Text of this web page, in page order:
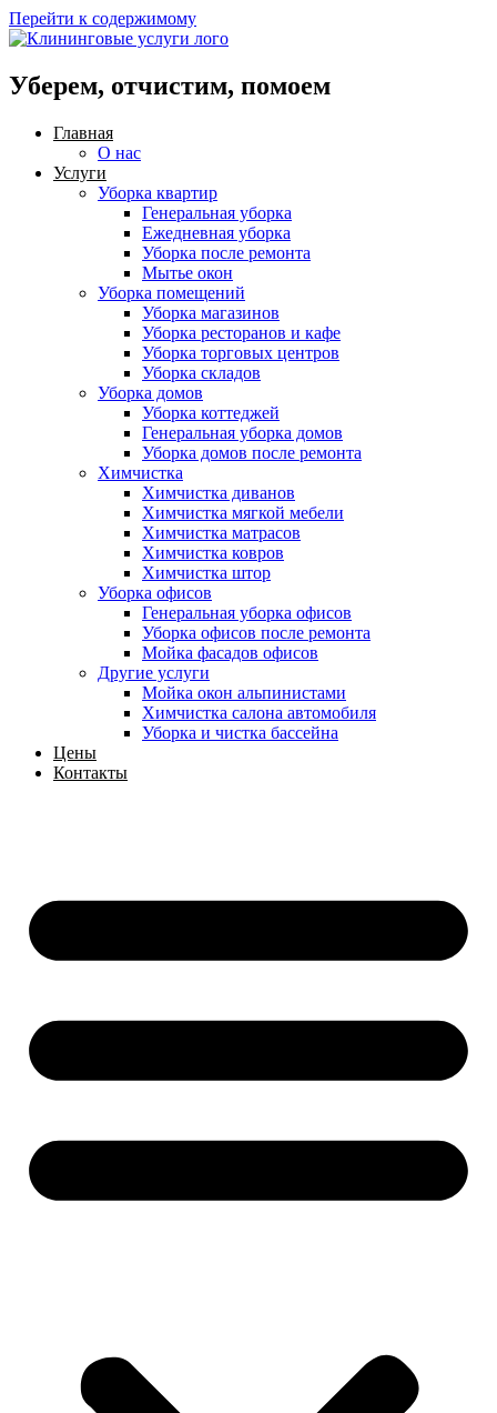
Перейти к содержимому
Уберем, отчистим, помоем
Главная
О нас
Услуги
Уборка квартир
Генеральная уборка
Ежедневная уборка
Уборка после ремонта
Мытье окон
Уборка помещений
Уборка магазинов
Уборка ресторанов и кафе
Уборка торговых центров
Уборка складов
Уборка домов
Уборка коттеджей
Генеральная уборка домов
Уборка домов после ремонта
Химчистка
Химчистка диванов
Химчистка мягкой мебели
Химчистка матрасов
Химчистка ковров
Химчистка штор
Уборка офисов
Генеральная уборка офисов
Уборка офисов после ремонта
Мойка фасадов офисов
Другие услуги
Мойка окон альпинистами
Химчистка салона автомобиля
Уборка и чистка бассейна
Цены
Контакты